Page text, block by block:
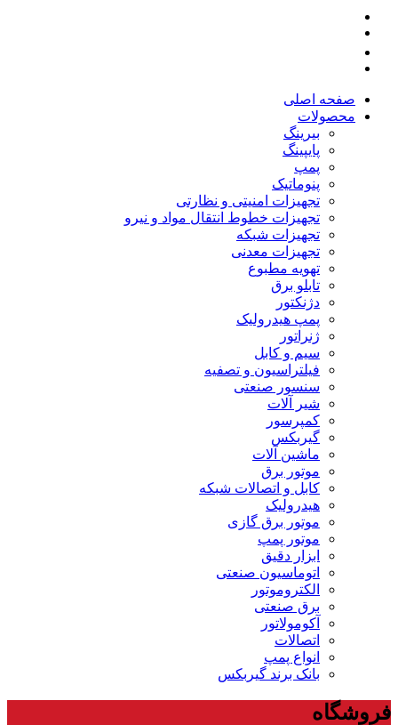
صفحه اصلی
محصولات
بیرینگ
پایپینگ
پمپ
پنوماتیک
تجهیزات امنیتی و نظارتی
تجهیزات خطوط انتقال مواد و نیرو
تجهیزات شبکه
تجهیزات معدنی
تهویه مطبوع
تابلو برق
دژنکتور
پمپ هیدرولیک
ژنراتور
سیم و کابل
فیلتراسیون و تصفیه
سنسور صنعتی
شیر آلات
کمپرسور
گیربکس
ماشین آلات
موتور برق
کابل و اتصالات شبکه
هیدرولیک
موتور برق گازی
موتور پمپ
ابزار دقیق
اتوماسیون صنعتی
الکتروموتور
برق صنعتی
آکومولاتور
اتصالات
انواع پمپ
بانک برند گیربکس
فروشگاه